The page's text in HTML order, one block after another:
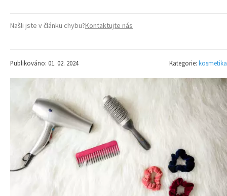
Našli jste v článku chybu?Kontaktujte nás
Publikováno: 01. 02. 2024 Kategorie: kosmetika